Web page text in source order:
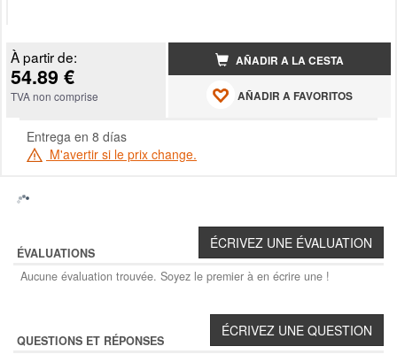
À partir de:
54.89 €
TVA non comprise
AÑADIR A LA CESTA
AÑADIR A FAVORITOS
Entrega en 8 días
M'avertir si le prix change.
ÉVALUATIONS
Aucune évaluation trouvée. Soyez le premier à en écrire une !
QUESTIONS ET RÉPONSES